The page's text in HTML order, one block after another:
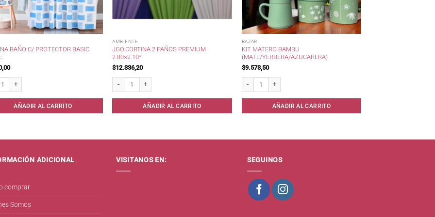
BAÑO C/ PROTECTOR BASIC
AÑADIR AL CARRITO
AMBIENTE
JGO.CORTINA 2 PAÑOS PREMIUM
2.80×2.10*
$12.336,20
AÑADIR AL CARRITO
BAZAR
KIT MATERO BAMBU
(MATE/YERBERA/AZUCARERA)
$9.573,50
AÑADIR AL CARRITO
ADICIONAL
comprar
Somos
VISITANOS EN: SEGUINOS